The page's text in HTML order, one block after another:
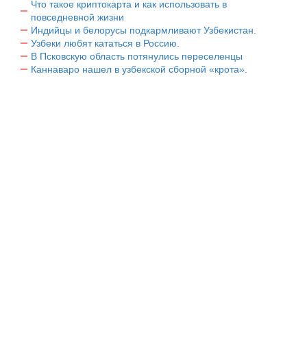
Что такое криптокарта и как использовать в
повседневной жизни
Индийцы и белорусы подкармливают Узбекистан.
Узбеки любят кататься в Россию.
В Псковскую область потянулись переселенцы
Каннаваро нашел в узбекской сборной «крота».